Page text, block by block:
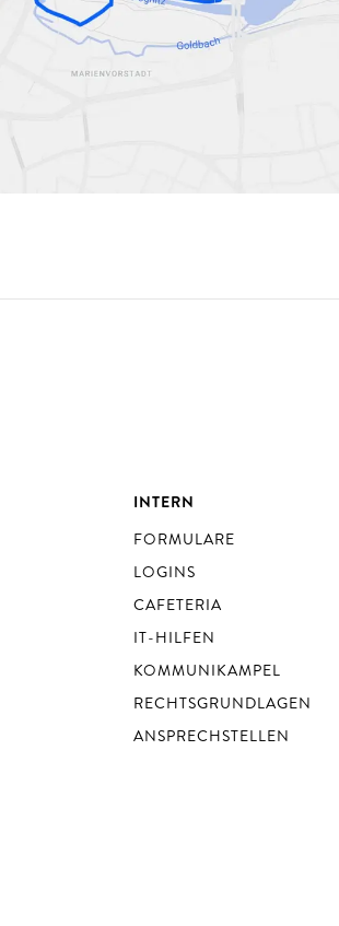
INTERN
FORMULARE
LOGINS
CAFETERIA
IT-HILFEN
KOMMUNIKAMPEL
RECHTSGRUNDLAGEN
ANSPRECHSTELLEN